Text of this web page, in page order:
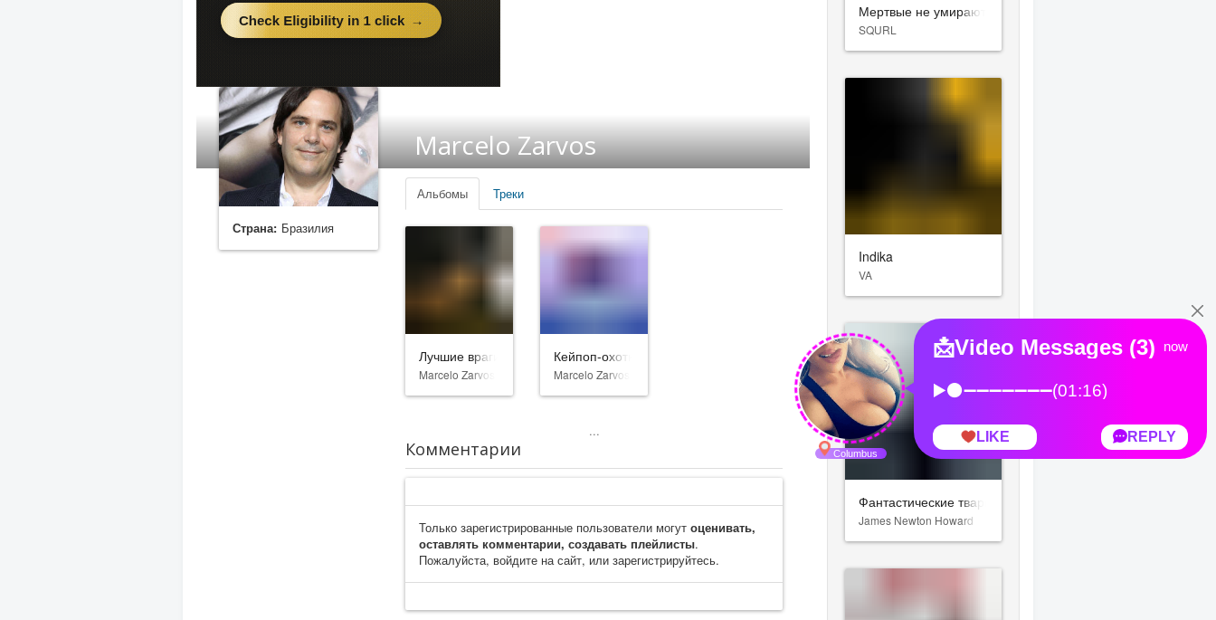
Marcelo Zarvos
Страна: Бразилия
Альбомы Треки
Лучшие враги
Marcelo Zarvos
Кейпоп-охотницы на демонов
Marcelo Zarvos
...
Комментарии
Только зарегистрированные пользователи могутоценивать,
оставлять комментарии, создавать плейлисты.
Пожалуйста, войдите на сайт, или зарегистрируйтесь.
Мертвые не умирают
SQURL
Indika
VA
Фантастические твари: Преступления Грин-де-Вальда
James Newton Howard